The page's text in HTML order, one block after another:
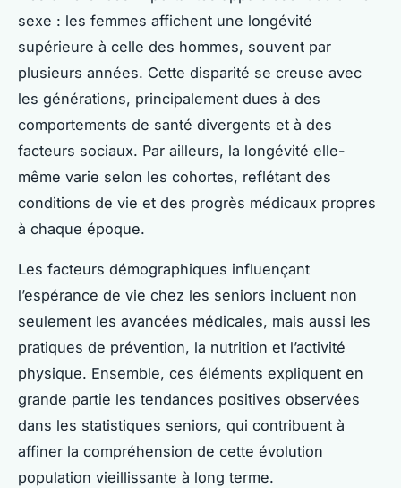
sexe : les femmes affichent une longévité
supérieure à celle des hommes, souvent par
plusieurs années. Cette disparité se creuse avec
les générations, principalement dues à des
comportements de santé divergents et à des
facteurs sociaux. Par ailleurs, la longévité elle-
même varie selon les cohortes, reflétant des
conditions de vie et des progrès médicaux propres
à chaque époque.
Les facteurs démographiques influençant
l’espérance de vie chez les seniors incluent non
seulement les avancées médicales, mais aussi les
pratiques de prévention, la nutrition et l’activité
physique. Ensemble, ces éléments expliquent en
grande partie les tendances positives observées
dans les statistiques seniors, qui contribuent à
affiner la compréhension de cette évolution
population vieillissante à long terme.